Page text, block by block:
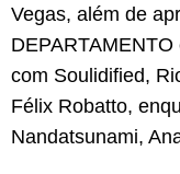
Vegas, além de
com Soulidified,
Félix Robatto,
Nandatsunami,